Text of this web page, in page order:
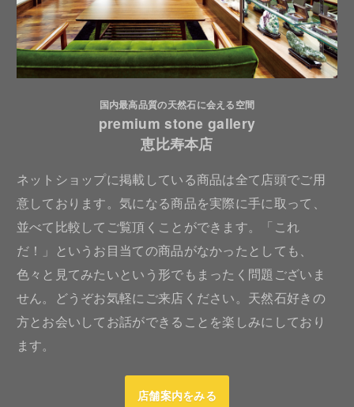
国内最高品質の天然石に会える空間
premium stone gallery
恵比寿本店
ネットショップに掲載している商品は全て店頭でご用
意しております。気になる商品を実際に手に取って、
並べて比較してご覧頂くことができます。「これ
だ！」というお目当ての商品がなかったとしても、
色々と見てみたいという形でもまったく問題ございま
せん。どうぞお気軽にご来店ください。天然石好きの
方とお会いしてお話ができることを楽しみにしており
ます。
店舗案内をみる